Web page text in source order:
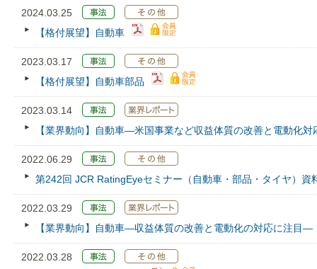
2024.03.25
【格付展望】自動車
2023.03.17
【格付展望】自動車部品
2023.03.14
【業界動向】自動車―米国事業など収益体質の改善と電動化
2022.06.29
第242回 JCR RatingEyeセミナー（自動車・部品・タイヤ）資
2022.03.29
【業界動向】自動車―収益体質の改善と電動化の対応に注目―
2022.03.28